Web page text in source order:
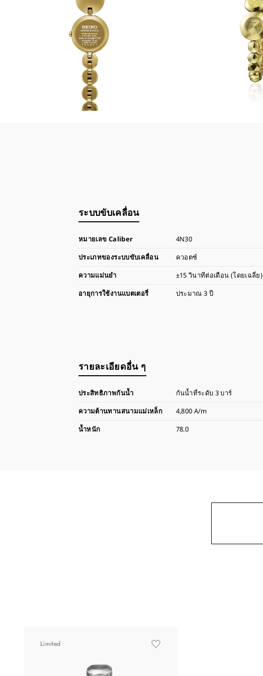
ระบบขับเคลื่อน
หมายเลข Caliber
4N30
ประเภทของระบบขับเคลื่อน
ควอตซ์
ความแม่นยำ
±15 วินาทีต่อเดือน (โดยเฉลี่ย)
อายุการใช้งานแบตเตอรี่
ประมาณ 3 ปี
รายละเอียดอื่น ๆ
ประสิทธิภาพกันน้ำ
กันน้ำที่ระดับ 3 บาร์
ความต้านทานสนามแม่เหล็ก
4,800 A/m
น้ำหนัก
78.0
Limited